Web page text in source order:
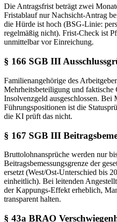
Die Antragsfrist beträgt zwei
Fristablauf nur Nachsicht-Antrag
die Hürde ist hoch (BSG-Linie:
regelmäßig nicht). Frist-Check ist
unmittelbar vor Einreichung.
§ 166 SGB III
Familienangehörige des
Mehrheitsbeteiligung und faktische
Insolvenzgeld ausgeschlossen. Bei
Führungspositionen ist die
die KI prüft das nicht.
§ 167 SGB III
Bruttolohnansprüche werden nur
Beitragsbemessungsgrenze der
ersetzt (West/Ost-Unterschied bis
einheitlich). Bei leitenden
der Kappungs-Effekt erheblich,
transparent halten.
§ 43a BRAO